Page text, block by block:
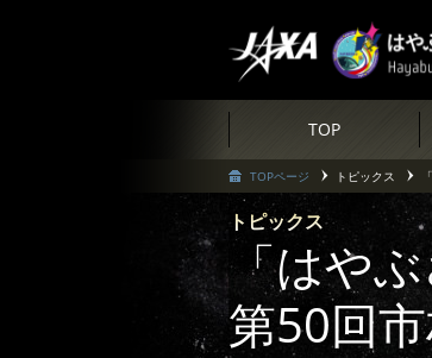
TOP
TOPページ トピックス
トピックス
「はや
第50回